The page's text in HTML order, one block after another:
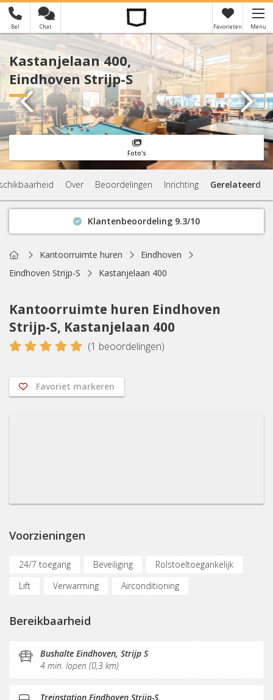
Bel Chat Favorieten Menu
Je hebt nog geen favorieten
Kastanjelaan 400,
Eindhoven Strijp-S
Foto's
Over Beoordelingen Inrichting Gerelateerd
Klantenbeoordeling 9.3/10
Actuele beschikbaarheid
HomeKantoorruimte huren
Eindhoven
Eindhoven Strijp-S
Kastanjelaan 400
Kantoorruimte huren Eindhoven
Strijp-S, Kastanjelaan 400
5 (1 beoordelingen)
Favoriet markeren
Voorzieningen
24/7 toegang Beveiliging
Rolstoeltoegankelijk
Lift
Verwarming
Airconditioning
Vergaderplekken
Internetmogelijkheden
Printservice
KVK-inschrijving
Sociaal hart
Pantry
Schoonmaak
Postverwerking
Bereikbaarheid
Bushalte Eindhoven, Strijp S
4 min. lopen (0,3 km)
Treinstation Eindhoven Strijp-S